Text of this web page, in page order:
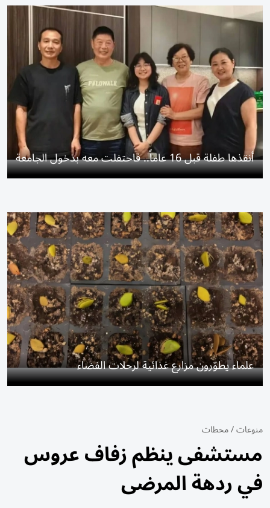
أنقذها طفلة قبل 16 عاماً.. فاحتفلت معه بدخول الجامعة
علماء يطوّرون مزارع غذائية لرحلات الفضاء
منوعات/محطات
مستشفى ينظم زفاف عروس
في ردهة المرضى